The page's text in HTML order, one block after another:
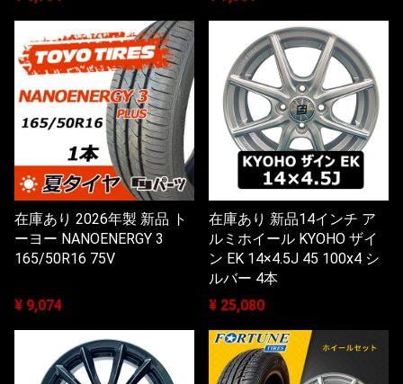
在庫あり 2026年製 新品 ト
ーヨー NANOENERGY 3
165/50R16 75V
¥ 9,074
在庫あり 新品14インチ ア
ルミホイール KYOHO ザイ
ン EK 14×4.5J 45 100x4 シ
ルバー 4本
¥ 25,080